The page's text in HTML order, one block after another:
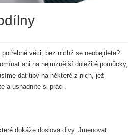
věci, bez nichž se neobejdete?
ani na nejrůznější důležité pomůcky,
dát tipy na některé z nich, jež
a usnadníte si práci.
dokáže doslova divy. Jmenovat